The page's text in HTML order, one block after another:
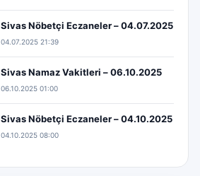
Sivas Nöbetçi Eczaneler – 04.07.2025
04.07.2025 21:39
Sivas Namaz Vakitleri – 06.10.2025
06.10.2025 01:00
Sivas Nöbetçi Eczaneler – 04.10.2025
04.10.2025 08:00